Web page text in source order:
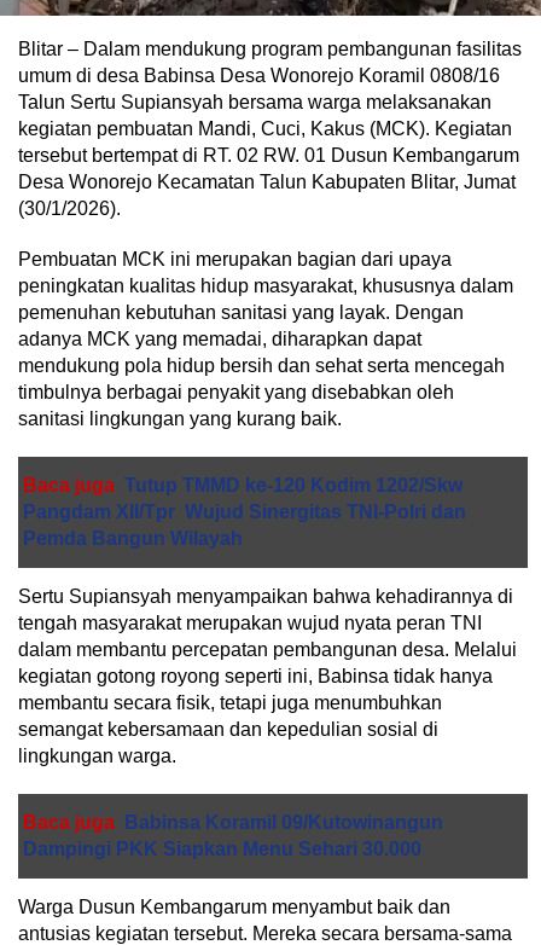
Blitar – Dalam mendukung program pembangunan fasilitas
umum di desa Babinsa Desa Wonorejo Koramil 0808/16
Talun Sertu Supiansyah bersama warga melaksanakan
kegiatan pembuatan Mandi, Cuci, Kakus (MCK). Kegiatan
tersebut bertempat di RT. 02 RW. 01 Dusun Kembangarum
Desa Wonorejo Kecamatan Talun Kabupaten Blitar, Jumat
(30/1/2026).
Pembuatan MCK ini merupakan bagian dari upaya
peningkatan kualitas hidup masyarakat, khususnya dalam
pemenuhan kebutuhan sanitasi yang layak. Dengan
adanya MCK yang memadai, diharapkan dapat
mendukung pola hidup bersih dan sehat serta mencegah
timbulnya berbagai penyakit yang disebabkan oleh
sanitasi lingkungan yang kurang baik.
Baca juga Tutup TMMD ke-120 Kodim 1202/Skw
Pangdam XII/Tpr Wujud Sinergitas TNI-Polri dan
Pemda Bangun Wilayah
Sertu Supiansyah menyampaikan bahwa kehadirannya di
tengah masyarakat merupakan wujud nyata peran TNI
dalam membantu percepatan pembangunan desa. Melalui
kegiatan gotong royong seperti ini, Babinsa tidak hanya
membantu secara fisik, tetapi juga menumbuhkan
semangat kebersamaan dan kepedulian sosial di
lingkungan warga.
Baca juga
Babinsa Koramil 09/Kutowinangun
Dampingi PKK Siapkan Menu Sehari 30.000
Warga Dusun Kembangarum menyambut baik dan
antusias kegiatan tersebut. Mereka secara bersama-sama